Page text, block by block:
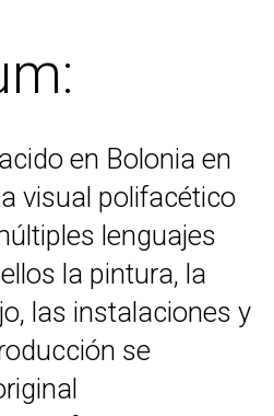
en Bolonia en
visual polifacético
lenguajes
la pintura, la
las instalaciones y
se